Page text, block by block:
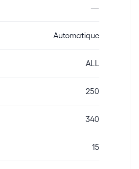
—
Automatique
ALL
250
340
15